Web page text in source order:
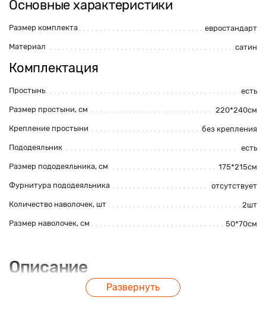
Основные характеристики
Размер комплекта евростандарт
Материал сатин
Комплектация
Простынь есть
Размер простыни, см 220*240см
Крепление простыни без крепления
Пододеяльник есть
Размер пододеяльника, см 175*215см
Фурнитура пододеяльника отсутствует
Количество наволочек, шт 2шт
Размер наволочек, см 50*70см
Описание
Постельное белье из сатина, 100% хлопок с компаньоном.
Развернуть